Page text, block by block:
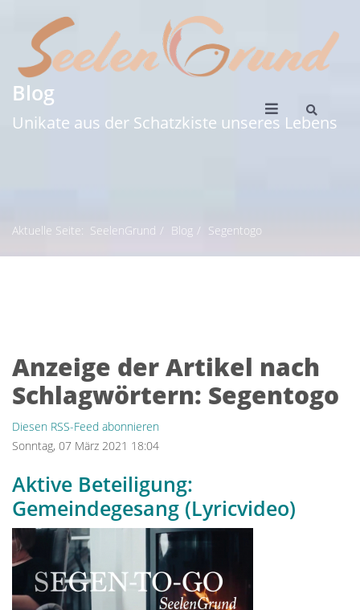
Blog
Unikate aus der Schatzkiste unseres Lebens
Aktuelle Seite: SeelenGrund Blog Segentogo
Anzeige der Artikel nach
Schlagwörtern: Segentogo
Diesen RSS-Feed abonnieren
Sonntag, 07 März 2021 18:04
Aktive Beteiligung:
Gemeindegesang (Lyricvideo)